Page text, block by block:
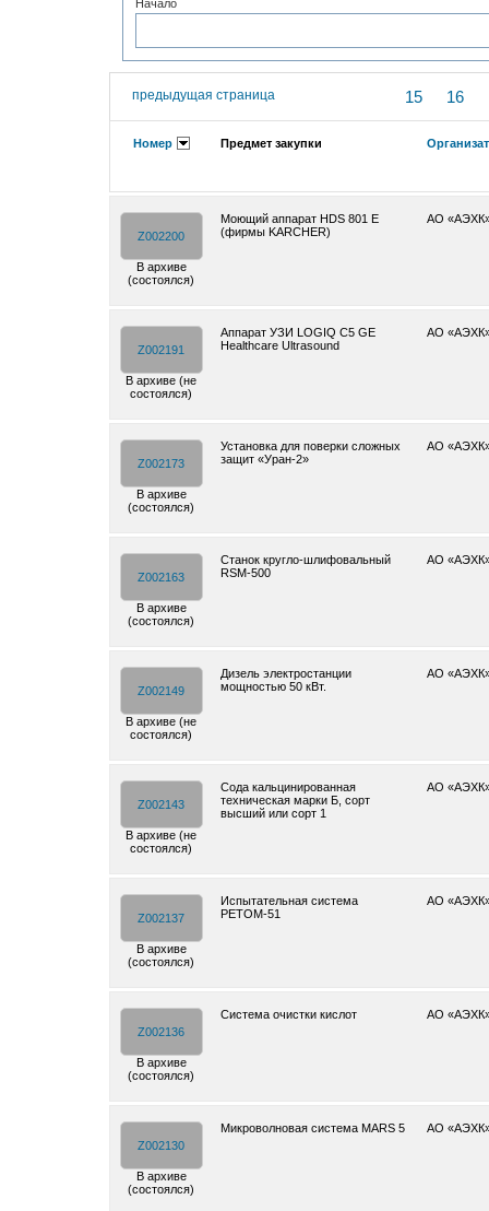
Начало
предыдущая страница 15 16
Номер Предмет закупки
Z002200
В архиве
(состоялся)
Моющий аппарат HDS 801 Е
(фирмы KARCHER)
АО
Z002191
В архиве (не
состоялся)
Аппарат УЗИ LOGIQ C5 GE
Healthcare Ultrasound
АО
Z002173
В архиве
(состоялся)
Установка для поверки сложных
защит «Уран-2»
АО
Z002163
В архиве
(состоялся)
Cтанок кругло-шлифовальный
RSM-500
АО
Z002149
В архиве (не
состоялся)
Дизель электростанции
мощностью 50 кВт.
АО
Z002143
В архиве (не
состоялся)
Cода кальцинированная
техническая марки Б, сорт
высший или сорт 1
АО
Z002137
В архиве
(состоялся)
Испытательная система
РЕТОМ-51
АО
Z002136
В архиве
(состоялся)
Cистема очистки кислот АО
Z002130
В архиве
(состоялся)
Микроволновая система MARS 5 АО